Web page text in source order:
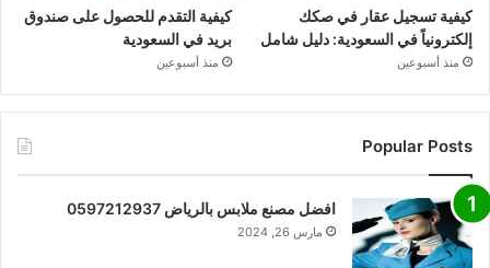
كيفية تسجيل عقار في صكك
إلكترونياً في السعودية: دليل شامل
منذ أسبوعين
كيفية التقدم للحصول على صندوق
بريد في السعودية
منذ أسبوعين
Popular Posts
افضل مصنع ملابس بالرياض 0597212937
مارس 26, 2024